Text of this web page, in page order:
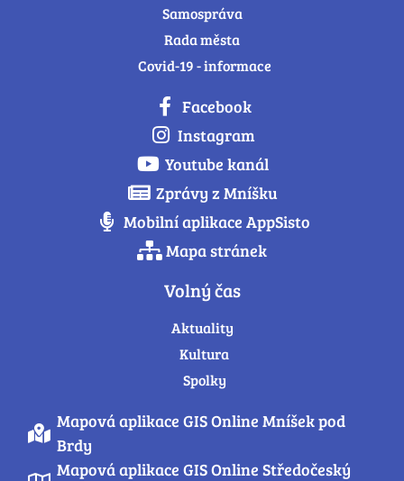
Samospráva
Rada města
Covid-19 - informace
Facebook
Instagram
Youtube kanál
Zprávy z Mníšku
Mobilní aplikace AppSisto
Mapa stránek
Volný čas
Aktuality
Kultura
Spolky
Mapová aplikace GIS Online Mníšek pod
Brdy
Mapová aplikace GIS Online Středočeský